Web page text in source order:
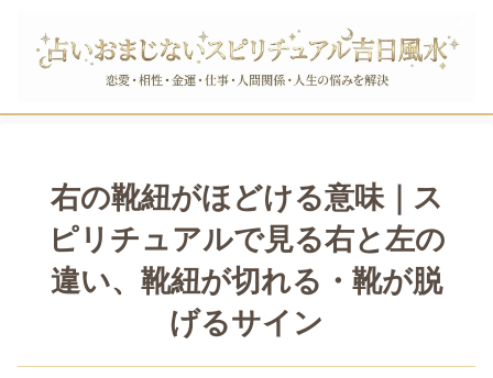
右の靴紐がほどける意味｜ス
ピリチュアルで見る右と左の
違い、靴紐が切れる・靴が脱
げるサイン